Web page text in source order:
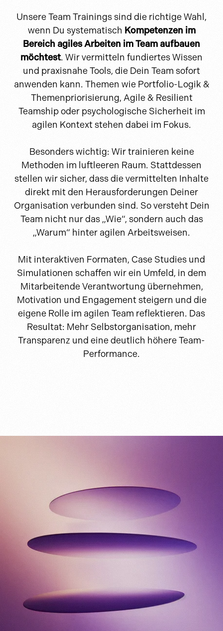
Unsere Team Trainings sind die richtige Wahl,
wenn Du systematisch Kompetenzen im
Bereich agiles Arbeiten im Team aufbauen
möchtest. Wir vermitteln fundiertes Wissen
und praxisnahe Tools, die Dein Team sofort
anwenden kann. Themen wie Portfolio-Logik &
Themenpriorisierung, Agile & Resilient
Teamship oder psychologische Sicherheit im
agilen Kontext stehen dabei im Fokus.
Besonders wichtig: Wir trainieren keine
Methoden im luftleeren Raum. Stattdessen
stellen wir sicher, dass die vermittelten Inhalte
direkt mit den Herausforderungen Deiner
Organisation verbunden sind. So versteht Dein
Team nicht nur das „Wie“, sondern auch das
„Warum“ hinter agilen Arbeitsweisen.
Mit interaktiven Formaten, Case Studies und
Simulationen schaffen wir ein Umfeld, in dem
Mitarbeitende Verantwortung übernehmen,
Motivation und Engagement steigern und die
eigene Rolle im agilen Team reflektieren. Das
Resultat: Mehr Selbstorganisation, mehr
Transparenz und eine deutlich höhere Team-
Performance.